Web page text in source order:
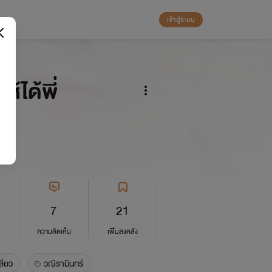
เข้าสู่ระบบ
ห้ได้พี่
7
ความคิดเห็น
21
เพิ่มลงคลัง
ยว วณิรามินทร์